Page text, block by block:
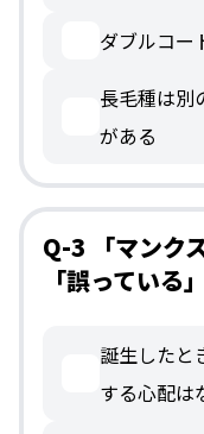
ダブルコー
長毛種は別
がある
Q-3 「マンク
「誤っている
誕生したと
する心配は